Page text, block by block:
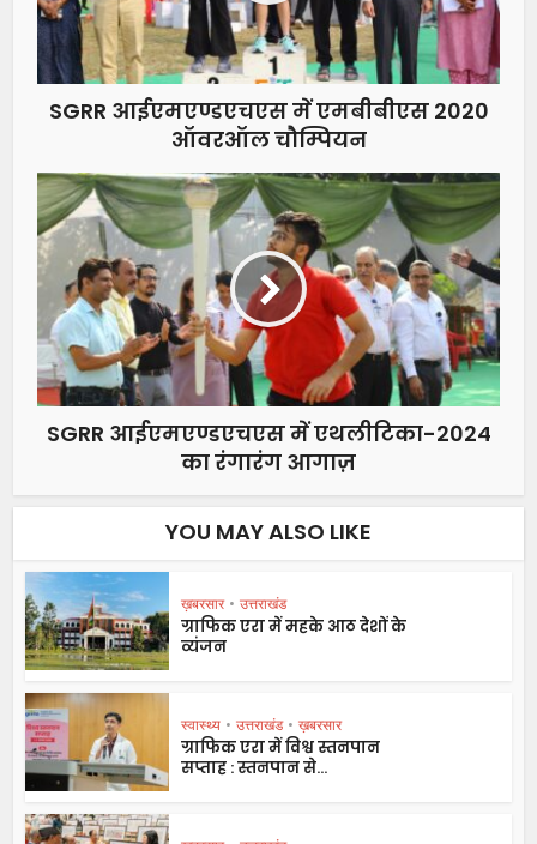
SGRR आईएमएण्डएचएस में एमबीबीएस 2020
ऑवरऑल चौम्पियन
SGRR आईएमएण्डएचएस में एथलीटिका-2024
का रंगारंग आगाज़
YOU MAY ALSO LIKE
ख़बरसार • उत्तराखंड
ग्राफिक एरा में महके आठ देशों के
व्यंजन
स्वास्थ्य • उत्तराखंड • ख़बरसार
ग्राफिक एरा में विश्व स्तनपान
सप्ताह : स्तनपान से...